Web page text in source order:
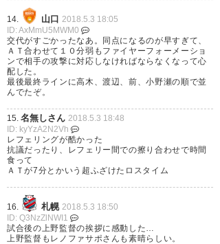
— runa (runa7)
広大さんの体を張った守備は本
ーレの選手がキシやツグさんた
ちに気をとられてたのもあるか
な
— 二場真登 (Mato_Futaba)
2018, 5月 3
14. 山口 2018.5.3 18:05
ID: AxMmU5MWM0
交代がすごかったなあ。同点になるのが早すぎて、
ＡＴ合わせて１０分弱もファイヤーフォーメーショ
ンで相手の攻撃に対応しなければならなくなって心
配した。
最後最終ラインに高木、渡辺、前、小野瀬の順で並
んでたぞ。
15. 名無しさん 2018.5.3 18:48
ID: kyYzA2N2Vh
レフェリングが酷かった
抗議だったり、レフェリー間での擦り合わせで時間
食って
ＡＴが7分とかいう超ふざけたロスタイム
16. 札幌 2018.5.3 18:50
ID: Q3NzZlNWI1
試合後の上野監督の挨拶に感動した…
上野監督もレノファサポさんも素晴らしい。